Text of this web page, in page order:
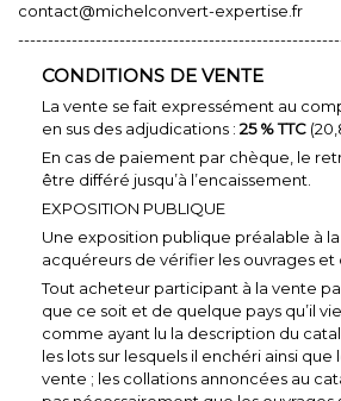
contact@michelconvert-expertise.fr
CONDITIONS DE VENTE
La vente se fait expressément au
en sus des adjudications : 25 % TTC
En cas de paiement par chèque, le
être différé jusqu’à l’encaissement.
EXPOSITION PUBLIQUE
Une exposition publique préalable à
acquéreurs de vérifier les ouvrages et
Tout acheteur participant à la vente
que ce soit et de quelque pays qu’il
comme ayant lu la description du
les lots sur lesquels il enchéri ainsi
vente ; les collations annoncées au